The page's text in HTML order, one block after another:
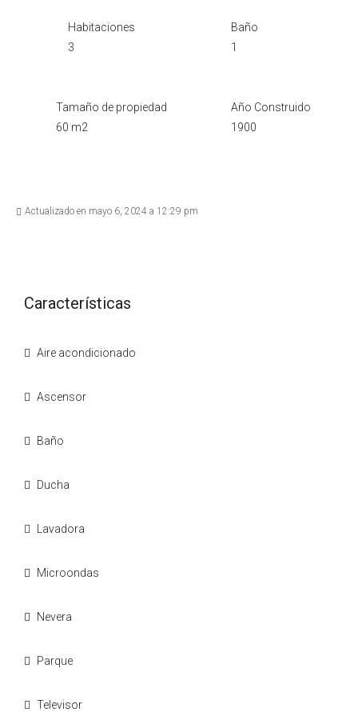
Habitaciones
3
Baño
1
Tamaño de propiedad
60 m2
Año Construido
1900
Actualizado en mayo 6, 2024 a 12:29 pm
Características
Aire acondicionado
Ascensor
Baño
Ducha
Lavadora
Microondas
Nevera
Parque
Televisor